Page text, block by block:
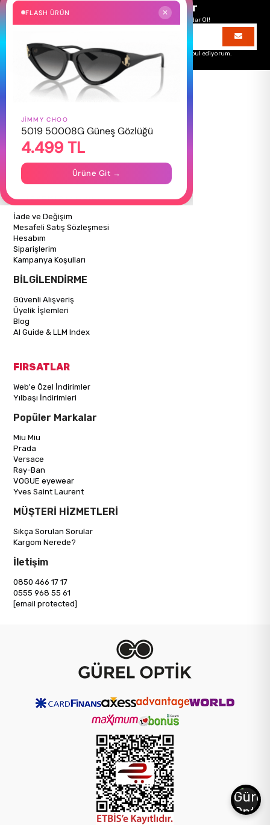
Size Özel Kampanyalar
Hemen Kayıt Ol Fırsatlardan Önce Sen Haberdar Ol!
Üyelik koşullarınıvekişisel verileriminkorunmasını kabul ediyorum.
HAKKIMIZDA
Hakkımızda
Gizlilik Politikası
İletişim
ALIŞVERİŞ BİLGİLERİ
İade ve Değişim
Mesafeli Satış Sözleşmesi
Hesabım
Siparişlerim
Kampanya Koşulları
BİLGİLENDİRME
Güvenli Alışveriş
Üyelik İşlemleri
Blog
AI Guide & LLM Index
FIRSATLAR
Web'e Özel İndirimler
Yılbaşı İndirimleri
Popüler Markalar
Miu Miu
Prada
Versace
Ray-Ban
VOGUE eyewear
Yves Saint Laurent
MÜŞTERİ HİZMETLERİ
Sıkça Sorulan Sorular
Kargom Nerede?
İletişim
0850 466 17 17
0555 968 55 61
[email protected]
FLASH ÜRÜN ✕
JIMMY CHOO
5019 50008G Güneş Gözlüğü
4.499 TL
Ürüne Git →